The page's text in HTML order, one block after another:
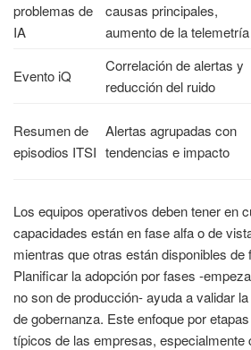
problemas de
IA
causas principales,
aumento de la telemetría
Evento iQ
Correlación de alertas y
reducción del ruido
Resumen de
episodios ITSI
Alertas agrupadas con
tendencias e impacto
Los equipos operativos deben tener en
capacidades están en fase alfa o de
mientras que otras están disponibles de
Planificar la adopción por fases -
no son de producción- ayuda a validar
de gobernanza. Este enfoque por
típicos de las empresas, especialmente